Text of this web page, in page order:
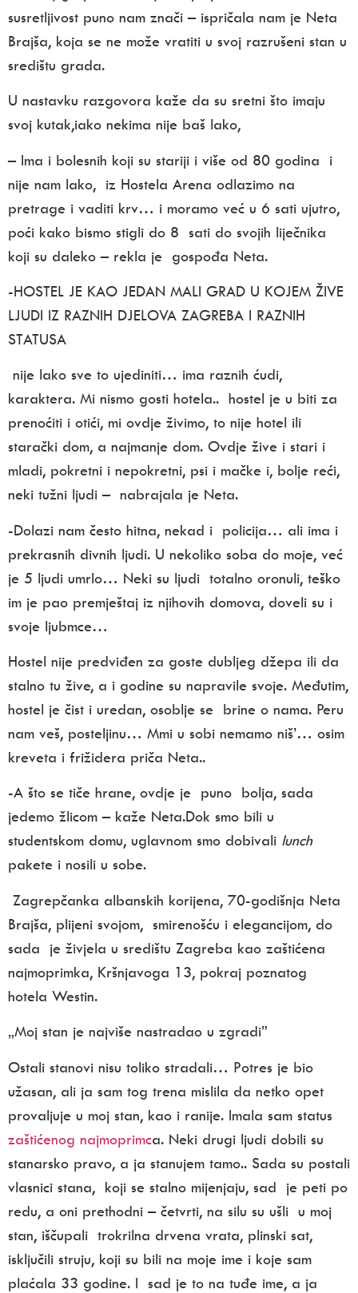
susretljivost puno nam znači – ispričala nam je Neta
Brajša, koja se ne može vratiti u svoj razrušeni stan u
središtu grada.
U nastavku razgovora kaže da su sretni što imaju
svoj kutak,iako nekima nije baš lako,
– Ima i bolesnih koji su stariji i više od 80 godina i
nije nam lako, iz Hostela Arena odlazimo na
pretrage i vaditi krv… i moramo već u 6 sati ujutro,
poći kako bismo stigli do 8 sati do svojih liječnika
koji su daleko – rekla je gospođa Neta.
-HOSTEL JE KAO JEDAN MALI GRAD U KOJEM ŽIVE
LJUDI IZ RAZNIH DJELOVA ZAGREBA I RAZNIH
STATUSA
nije lako sve to ujediniti… ima raznih ćudi,
karaktera. Mi nismo gosti hotela.. hostel je u biti za
prenoćiti i otići, mi ovdje živimo, to nije hotel ili
starački dom, a najmanje dom. Ovdje žive i stari i
mladi, pokretni i nepokretni, psi i mačke i, bolje reći,
neki tužni ljudi – nabrajala je Neta.
-Dolazi nam često hitna, nekad i policija… ali ima i
prekrasnih divnih ljudi. U nekoliko soba do moje, već
je 5 ljudi umrlo… Neki su ljudi totalno oronuli, teško
im je pao premještaj iz njihovih domova, doveli su i
svoje ljubmce…
Hostel nije predviđen za goste dubljeg džepa ili da
stalno tu žive, a i godine su napravile svoje. Međutim,
hostel je čist i uredan, osoblje se brine o nama. Peru
nam veš, posteljinu… Mmi u sobi nemamo niš’… osim
kreveta i frižidera priča Neta..
-A što se tiče hrane, ovdje je puno bolja, sada
jedemo žlicom – kaže Neta.Dok smo bili u
studentskom domu, uglavnom smo dobivali lunch
pakete i nosili u sobe.
Zagrepčanka albanskih korijena, 70-godišnja Neta
Brajša, plijeni svojom, smirenošću i elegancijom, do
sada je živjela u središtu Zagreba kao zaštićena
najmoprimka, Kršnjavoga 13, pokraj poznatog
hotela Westin.
„Moj stan je najviše nastradao u zgradi”
Ostali stanovi nisu toliko stradali… Potres je bio
užasan, ali ja sam tog trena mislila da netko opet
provaljuje u moj stan, kao i ranije. Imala sam status
zaštićenog najmoprimca. Neki drugi ljudi dobili su
stanarsko pravo, a ja stanujem tamo.. Sada su postali
vlasnici stana, koji se stalno mijenjaju, sad je peti po
redu, a oni prethodni – četvrti, na silu su ušli u moj
stan, iščupali trokrilna drvena vrata, plinski sat,
isključili struju, koji su bili na moje ime i koje sam
plaćala 33 godine. I sad je to na tuđe ime, a ja